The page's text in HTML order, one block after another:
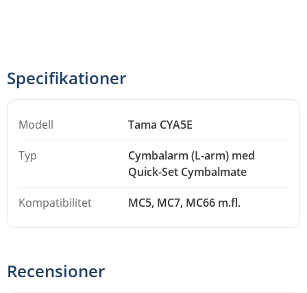
Specifikationer
Modell Tama CYA5E
Typ
Cymbalarm (L-arm) med
Quick-Set Cymbalmate
Kompatibilitet MC5, MC7, MC66 m.fl.
Recensioner